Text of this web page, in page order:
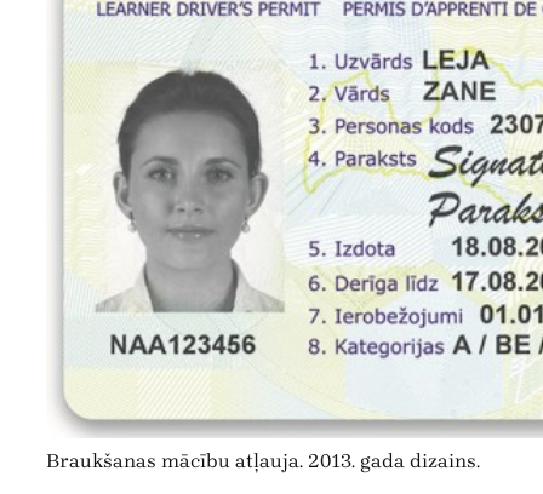
Braukšanas mācību atļauja. 2013. gada dizains.